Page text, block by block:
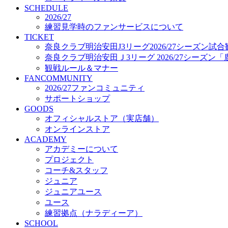
プロジェクト
コーチ&スタッフ
ジュニア
ジュニアユース
ユース
練習拠点（ナラディーア）
SCHOOL
CLUB
2026/27 パートナー企業
パートナー募集
クラブ理念
クラブ情報
サステナビリティ
Web制作支援
応援プロジェクト
SCHEDULE
2026/27
練習見学時のファンサービスについて
TICKET
奈良クラブ明治安田J3リーグ2026/27シーズン試合
奈良クラブ明治安田Ｊ3リーグ 2026/27シーズン「
観戦ルール＆マナー
FANCOMMUNITY
2026/27ファンコミュニティ
サポートショップ
GOODS
オフィシャルストア（実店舗）
オンラインストア
ACADEMY
アカデミーについて
プロジェクト
コーチ&スタッフ
ジュニア
ジュニアユース
ユース
練習拠点（ナラディーア）
SCHOOL